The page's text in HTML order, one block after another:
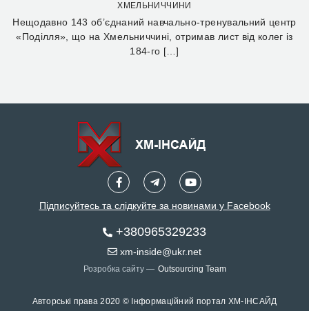
ХМЕЛЬНИЧЧИНИ
Нещодавно 143 об’єднаний навчально-тренувальний центр
«Поділля», що на Хмельниччині, отримав лист від колег із
184-го […]
Підписуйтесь та слідкуйте за новинами у Facebook
+380965329233
xm-inside@ukr.net
Розробка сайту — Outsourcing Team
Авторські права 2020 © Інформаційний портал ХМ-ІНСАЙД